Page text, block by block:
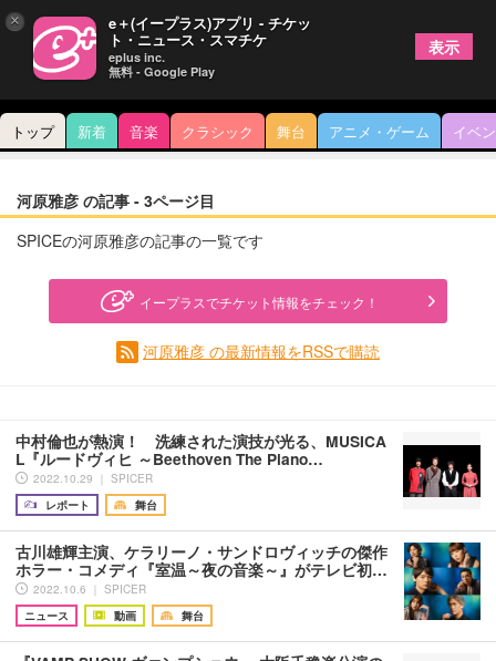
トップ 新着 音楽 クラシック 舞台 アニメ・ゲーム イベ
河原雅彦 の記事 - 3ページ目
SPICEの河原雅彦の記事の一覧です
イープラスでチケット情報をチェック！
河原雅彦 の最新情報をRSSで購読
中村倫也が熱演！ 洗練された演技が光る、MUSICA
L『ルードヴィヒ ～Beethoven The Piano…
2022.10.29 ｜ SPICER
レポート
舞台
古川雄輝主演、ケラリーノ・サンドロヴィッチの傑作
ホラー・コメディ『室温～夜の音楽～』がテレビ初…
2022.10.6 ｜ SPICER
ニュース
動画 舞台
× e＋(イープラス)アプリ - チケッ
ト・ニュース・スマチケ
eplus inc.
無料 - Google Play
表示